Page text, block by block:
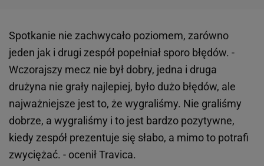
Spotkanie nie zachwycało poziomem, zarówno
jeden jak i drugi zespół popełniał sporo błędów. -
Wczorajszy mecz nie był dobry, jedna i druga
drużyna nie grały najlepiej, było dużo błędów, ale
najważniejsze jest to, że wygraliśmy. Nie graliśmy
dobrze, a wygraliśmy i to jest bardzo pozytywne,
kiedy zespół prezentuje się słabo, a mimo to potrafi
zwyciężać. - ocenił Travica.